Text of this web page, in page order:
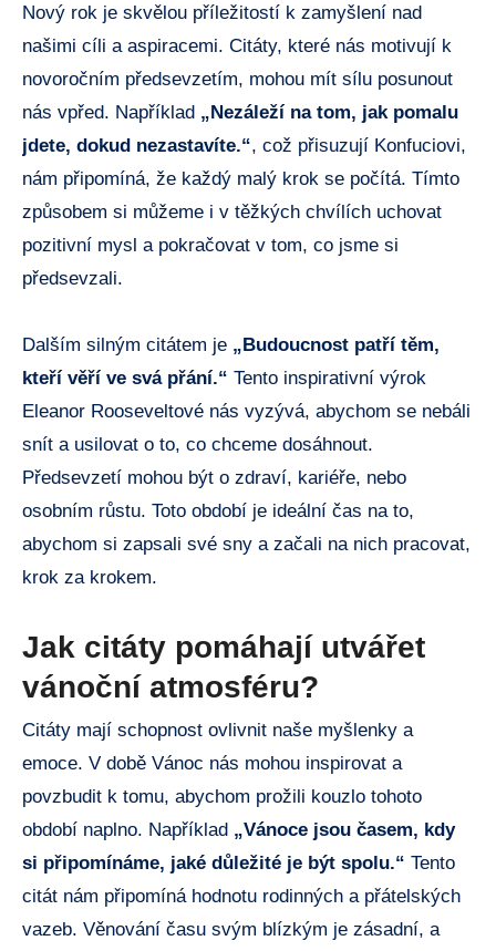
Nový rok je skvělou příležitostí k zamyšlení nad
našimi cíli a aspiracemi. Citáty, které nás motivují k
novoročním předsevzetím, mohou mít sílu posunout
nás vpřed. Například „Nezáleží na tom, jak pomalu
jdete, dokud nezastavíte.“, což přisuzují Konfuciovi,
nám připomíná, že každý malý krok se počítá. Tímto
způsobem si můžeme i v těžkých chvílích uchovat
pozitivní mysl a pokračovat v tom, co jsme si
předsevzali.
Dalším silným citátem je „Budoucnost patří těm,
kteří věří ve svá přání.“ Tento inspirativní výrok
Eleanor Rooseveltové nás vyzývá, abychom se nebáli
snít a usilovat o to, co chceme dosáhnout.
Předsevzetí mohou být o zdraví, kariéře, nebo
osobním růstu. Toto období je ideální čas na to,
abychom si zapsali své sny a začali na nich pracovat,
krok za krokem.
Jak citáty pomáhají utvářet
vánoční atmosféru?
Citáty mají schopnost ovlivnit naše myšlenky a
emoce. V době Vánoc nás mohou inspirovat a
povzbudit k tomu, abychom prožili kouzlo tohoto
období naplno. Například „Vánoce jsou časem, kdy
si připomínáme, jaké důležité je být spolu.“ Tento
citát nám připomíná hodnotu rodinných a přátelských
vazeb. Věnování času svým blízkým je zásadní, a